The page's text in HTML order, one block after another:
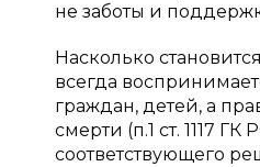
не заботы и
Насколько
всегда
граждан, детей, а
смерти (п.1 ст. 1117
соответствующего